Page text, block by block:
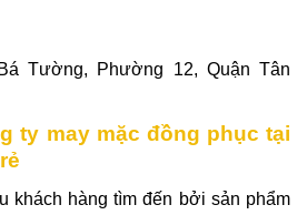
Tường, Phường 12, Quận Tân
ty may mặc đồng phục tại
khách hàng tìm đến bởi sản phẩm